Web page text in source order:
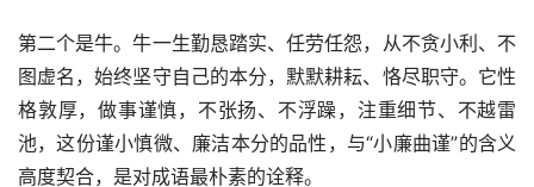
第二个是牛。牛一生勤恳踏实、任劳任怨，从不贪小利、不
图虚名，始终坚守自己的本分，默默耕耘、恪尽职守。它性
格敦厚，做事谨慎，不张扬、不浮躁，注重细节、不越雷
池，这份谨小慎微、廉洁本分的品性，与“小廉曲谨”的含义
高度契合，是对成语最朴素的诠释。